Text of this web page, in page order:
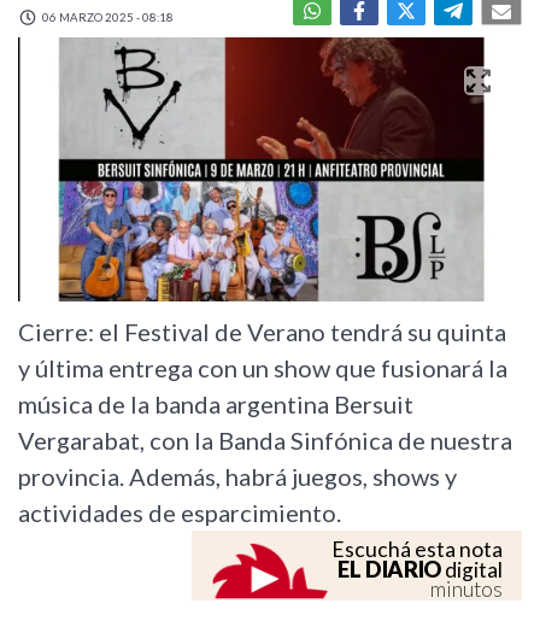
06 MARZO 2025 - 08:18
Cierre: el Festival de Verano tendrá su quinta
y última entrega con un show que fusionará la
música de la banda argentina Bersuit
Vergarabat, con la Banda Sinfónica de nuestra
provincia. Además, habrá juegos, shows y
actividades de esparcimiento.
Escuchá esta nota
EL DIARIOdigital
minutos